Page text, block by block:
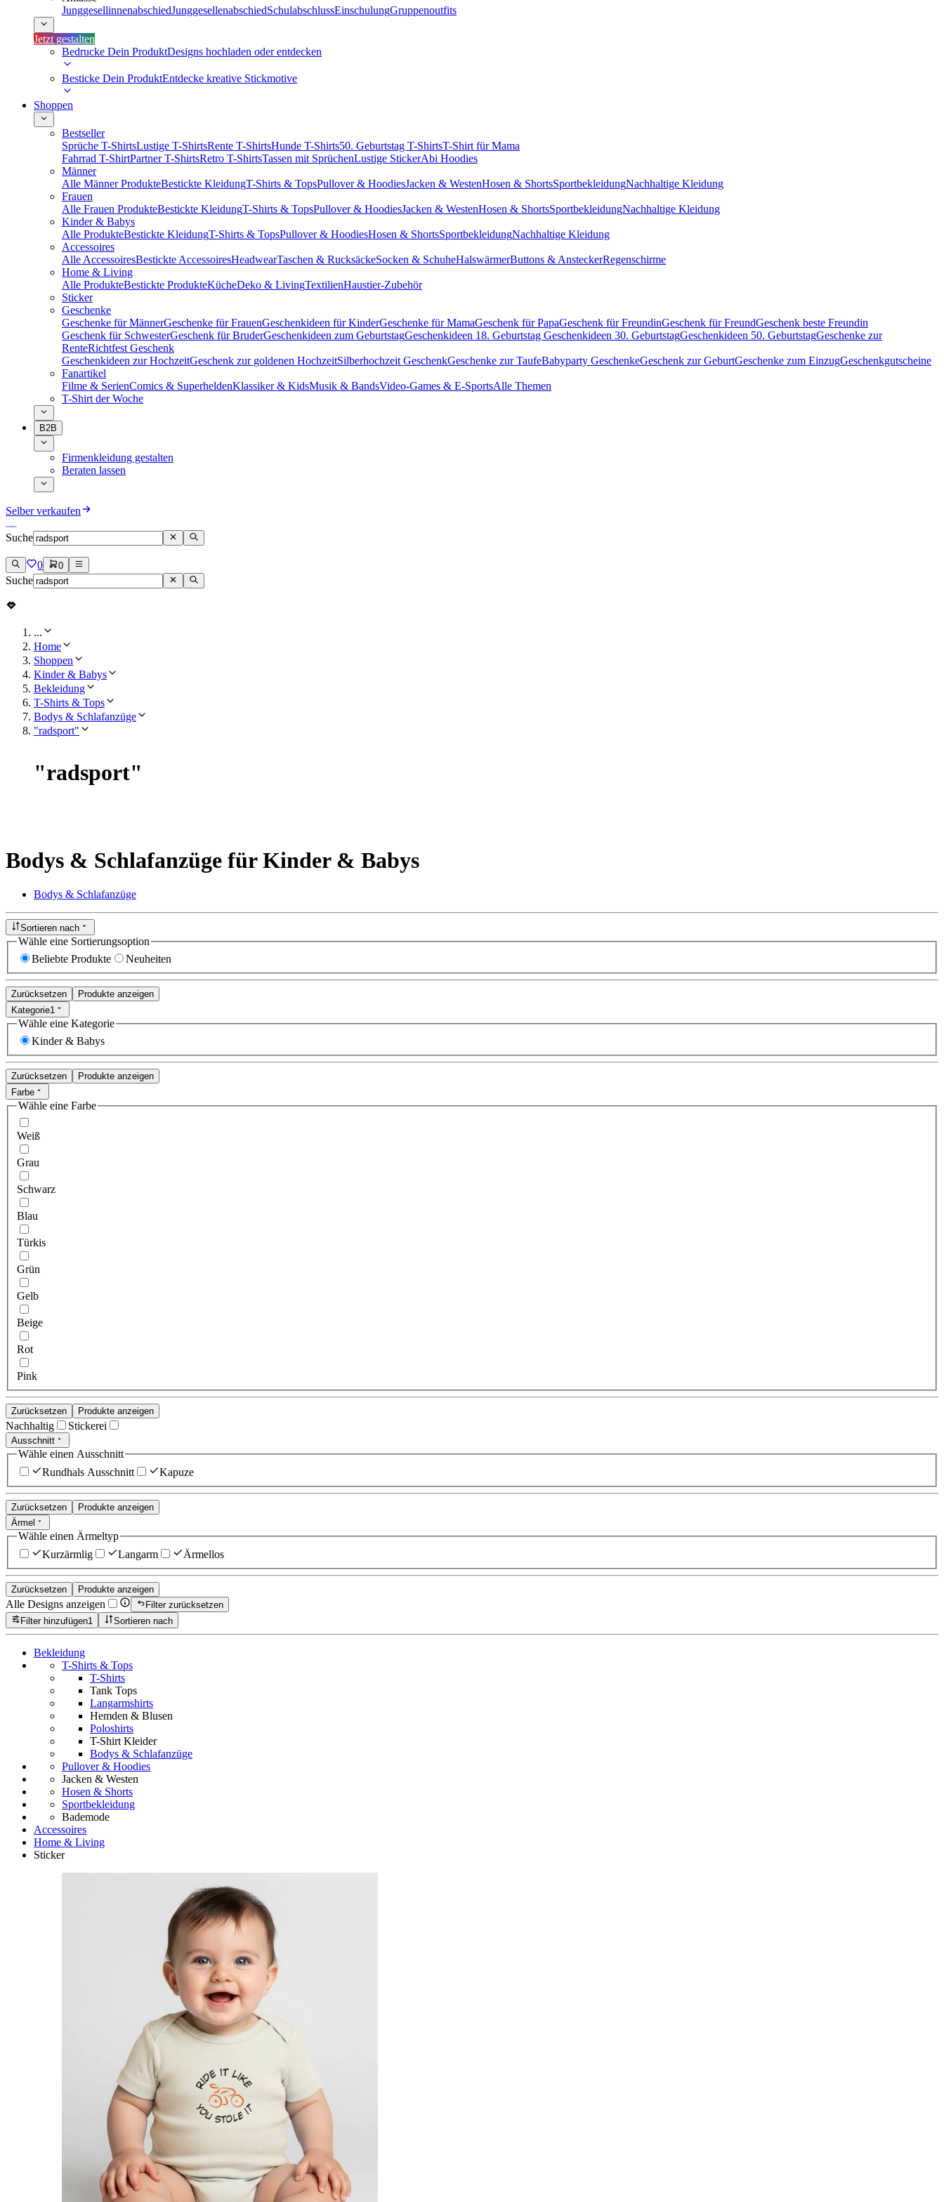
JunggesellinnenabschiedJunggesellenabschiedSchulabschlussEinschulungGruppenoutfits
Jetzt gestalten
Bedrucke Dein ProduktDesigns hochladen oder entdecken
Besticke Dein ProduktEntdecke kreative Stickmotive
Shoppen
Bestseller
Sprüche T-ShirtsLustige T-ShirtsRente T-ShirtsHunde T-Shirts50. Geburtstag T-ShirtsT-Shirt für Mama
Fahrrad T-ShirtPartner T-ShirtsRetro T-ShirtsTassen mit SprüchenLustige StickerAbi Hoodies
Männer
Alle Männer ProdukteBestickte KleidungT-Shirts & TopsPullover & HoodiesJacken & WestenHosen & ShortsSportbekleidungNachhaltige Kleidung
Frauen
Alle Frauen ProdukteBestickte KleidungT-Shirts & TopsPullover & HoodiesJacken & WestenHosen & ShortsSportbekleidungNachhaltige Kleidung
Kinder & Babys
Alle ProdukteBestickte KleidungT-Shirts & TopsPullover & HoodiesHosen & ShortsSportbekleidungNachhaltige Kleidung
Accessoires
Alle AccessoiresBestickte AccessoiresHeadwearTaschen & RucksäckeSocken & SchuheHalswärmerButtons & AnsteckerRegenschirme
Home & Living
Alle ProdukteBestickte ProdukteKücheDeko & LivingTextilienHaustier-Zubehör
Sticker
Geschenke
Geschenke für MännerGeschenke für FrauenGeschenkideen für KinderGeschenke für MamaGeschenk für PapaGeschenk für FreundinGeschenk für FreundGeschenk beste Freundin
Geschenk für SchwesterGeschenk für BruderGeschenkideen zum GeburtstagGeschenkideen 18. Geburtstag Geschenkideen 30. GeburtstagGeschenkideen 50. GeburtstagGeschenke zur
RenteRichtfest Geschenk
Geschenkideen zur HochzeitGeschenk zur goldenen HochzeitSilberhochzeit GeschenkGeschenke zur TaufeBabyparty GeschenkeGeschenk zur GeburtGeschenke zum EinzugGeschenkgutscheine
Fanartikel
Filme & SerienComics & SuperheldenKlassiker & KidsMusik & BandsVideo-Games & E-SportsAlle Themen
T-Shirt der Woche
B2B
Firmenkleidung gestalten
Beraten lassen
Selber verkaufen
Suche
0 0
Suche
...
Home
Shoppen
Kinder & Babys
Bekleidung
T-Shirts & Tops
Bodys & Schlafanzüge
"radsport"
"radsport"
Bodys & Schlafanzüge für Kinder & Babys
Bodys & Schlafanzüge
Sortieren nach
Wähle eine Sortierungsoption
Beliebte Produkte
Neuheiten
Zurücksetzen
Produkte anzeigen
Kategorie1
Wähle eine Kategorie
Kinder & Babys
Zurücksetzen
Produkte anzeigen
Farbe
Wähle eine Farbe
Weiß
Grau
Schwarz
Blau
Türkis
Grün
Gelb
Beige
Rot
Pink
Zurücksetzen Produkte anzeigen
Nachhaltig Stickerei
Ausschnitt
Wähle einen Ausschnitt
Rundhals Ausschnitt
Kapuze
Zurücksetzen
Produkte anzeigen
Ärmel
Wähle einen Ärmeltyp
Kurzärmlig
Langarm Ärmellos
Zurücksetzen Produkte anzeigen
Alle Designs anzeigen
Filter zurücksetzen
Filter hinzufügen1 Sortieren nach
Bekleidung
T-Shirts & Tops
T-Shirts
Tank Tops
Langarmshirts
Hemden & Blusen
Poloshirts
T-Shirt Kleider
Bodys & Schlafanzüge
Pullover & Hoodies
Jacken & Westen
Hosen & Shorts
Sportbekleidung
Bademode
Accessoires
Home & Living
Sticker